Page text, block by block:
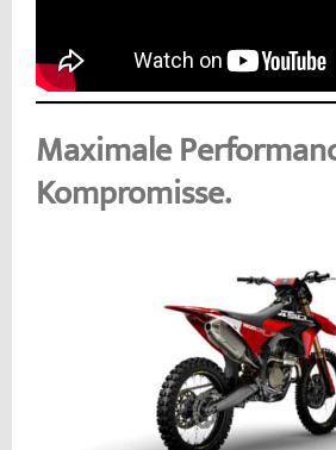
Maximale
Kompromisse.